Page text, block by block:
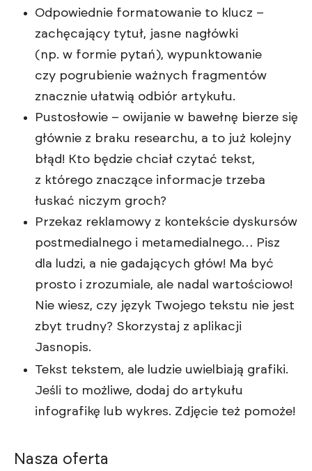
Odpowiednie formatowanie to klucz –
zachęcający tytuł, jasne nagłówki
(np. w formie pytań), wypunktowanie
czy pogrubienie ważnych fragmentów
znacznie ułatwią odbiór artykułu.
Pustosłowie – owijanie w bawełnę bierze się
głównie z braku researchu, a to już kolejny
błąd! Kto będzie chciał czytać tekst,
z którego znaczące informacje trzeba
łuskać niczym groch?
Przekaz reklamowy z kontekście dyskursów
postmedialnego i metamedialnego… Pisz
dla ludzi, a nie gadających głów! Ma być
prosto i zrozumiale, ale nadal wartościowo!
Nie wiesz, czy język Twojego tekstu nie jest
zbyt trudny? Skorzystaj z aplikacji
Jasnopis.
Tekst tekstem, ale ludzie uwielbiają grafiki.
Jeśli to możliwe, dodaj do artykułu
infografikę lub wykres. Zdjęcie też pomoże!
Nasza oferta